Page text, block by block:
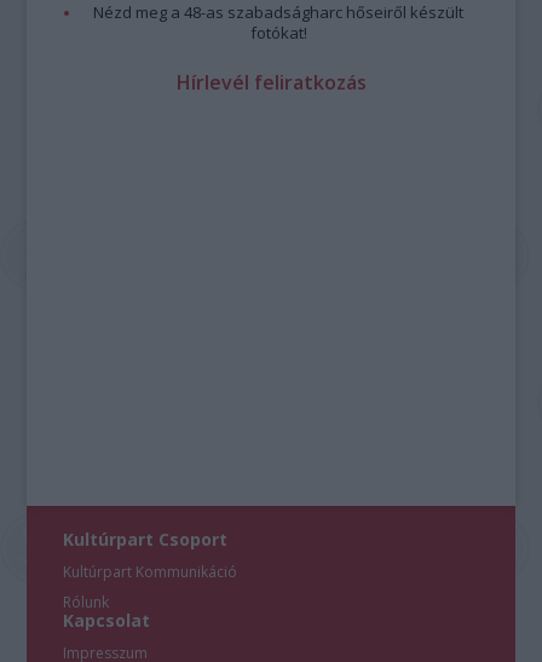
Nézd meg a 48-as szabadságharc hőseiről készült
fotókat!
Hírlevél feliratkozás
Kultúrpart Csoport
Kultúrpart Kommunikáció
Rólunk
Kapcsolat
Impresszum